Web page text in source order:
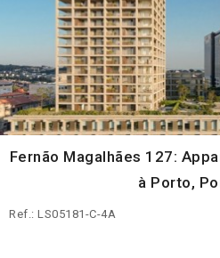
Fernão Magalhães 127:
à Porto,
Ref.: LS05181-C-4A